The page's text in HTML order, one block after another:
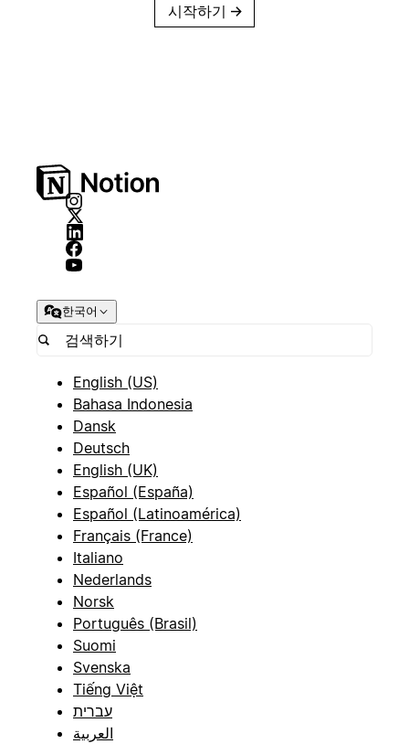
시작하기 →
한국어
English (US)
Bahasa Indonesia
Dansk
Deutsch
English (UK)
Español (España)
Español (Latinoamérica)
Français (France)
Italiano
Nederlands
Norsk
Português (Brasil)
Suomi
Svenska
Tiếng Việt
עברית
العربية